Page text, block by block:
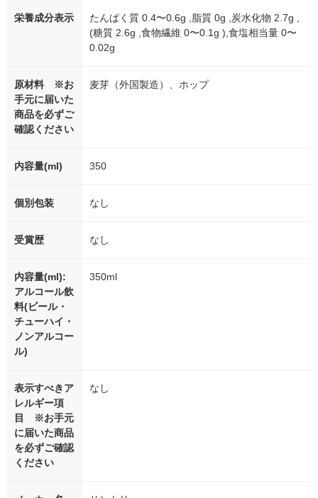
栄養成分表示
たんぱく質 0.4〜0.6g ,脂質 0g ,炭水化物 2.7g ,
(糖質 2.6g ,食物繊維 0〜0.1g ),食塩相当量 0〜
0.02g
原材料 ※お
手元に届いた
商品を必ずご
確認ください
麦芽（外国製造）、ホップ
内容量(ml) 350
個別包装 なし
受賞歴 なし
内容量(ml):
アルコール飲
料(ビール・
チューハイ・
ノンアルコー
ル)
350ml
表示すべきア
レルギー項
目 ※お手元
に届いた商品
を必ずご確認
ください
なし